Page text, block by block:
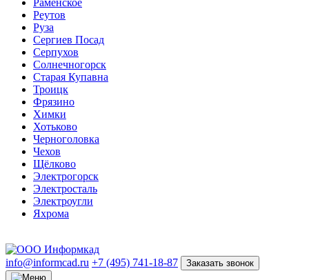
Раменское
Реутов
Руза
Сергиев Посад
Серпухов
Солнечногорск
Старая Купавна
Троицк
Фрязино
Химки
Хотьково
Черноголовка
Чехов
Щёлково
Электрогорск
Электросталь
Электроугли
Яхрома
info@informcad.ru +7 (495) 741-18-87 Заказать звонок